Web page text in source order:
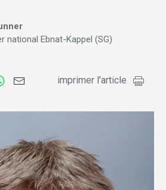
national Ebnat-Kappel (SG)
imprimer l'article